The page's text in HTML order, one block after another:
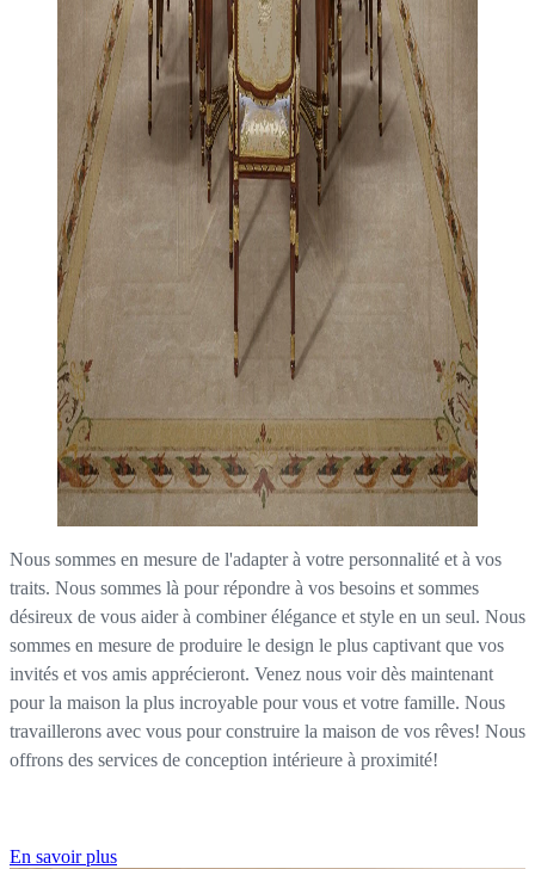
Nous sommes en mesure de l'adapter à votre personnalité et à vos
traits. Nous sommes là pour répondre à vos besoins et sommes
désireux de vous aider à combiner élégance et style en un seul. Nous
sommes en mesure de produire le design le plus captivant que vos
invités et vos amis apprécieront. Venez nous voir dès maintenant
pour la maison la plus incroyable pour vous et votre famille. Nous
travaillerons avec vous pour construire la maison de vos rêves! Nous
offrons des services de conception intérieure à proximité!
En savoir plus